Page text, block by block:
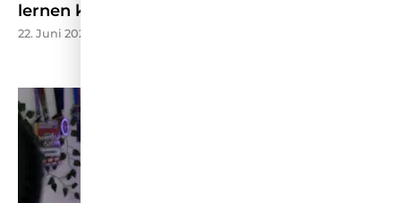
lernen kann – W&V
22. Juni 2026